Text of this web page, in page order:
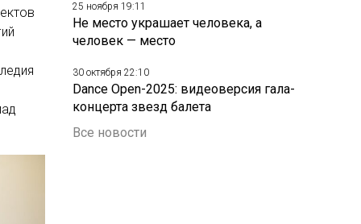
25 ноября 19:11
Не место украшает человека, а
человек — место
30 октября 22:10
Dance Open-2025: видеоверсия гала-
концерта звезд балета
Все новости